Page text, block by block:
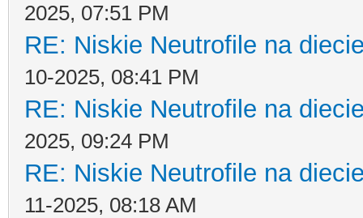
2025, 07:51 PM
RE: Niskie Neutrofile na
10-2025, 08:41 PM
RE: Niskie Neutrofile na
2025, 09:24 PM
RE: Niskie Neutrofile na
11-2025, 08:18 AM